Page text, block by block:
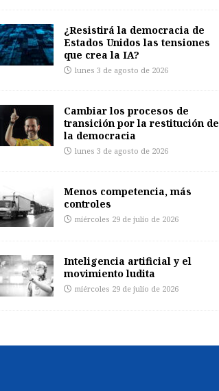
¿Resistirá la democracia de
Estados Unidos las tensiones
que crea la IA?
lunes 3 de agosto de 2026
Cambiar los procesos de
transición por la restitución de
la democracia
lunes 3 de agosto de 2026
Menos competencia, más
controles
miércoles 29 de julio de 2026
Inteligencia artificial y el
movimiento ludita
miércoles 29 de julio de 2026